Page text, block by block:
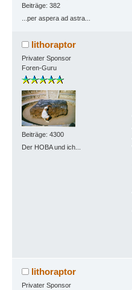
Beiträge: 382
...per aspera ad astra...
lithoraptor
Privater Sponsor
Foren-Guru
Beiträge: 4300
Der HOBA und ich...
lithoraptor
Privater Sponsor